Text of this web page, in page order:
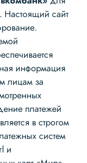
Настоящий сайт
информация
лицам за
платежей
в строгом
систем
и